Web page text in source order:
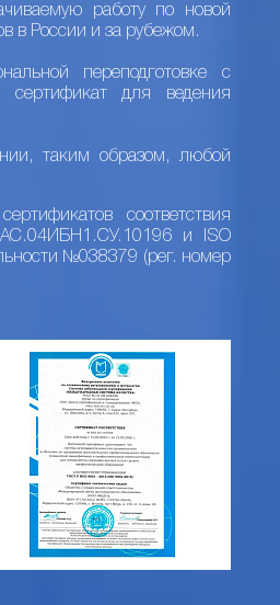
работу по новой
в России и за рубежом.
переподготовке с
для ведения
таким образом, любой
соответствия
и ISO
№038379 (рег. номер